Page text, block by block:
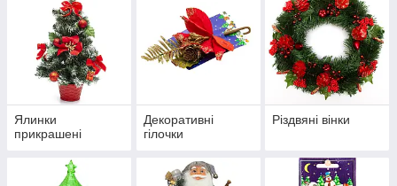
Ялинки
прикрашені
Декоративні
гілочки
Різдвяні вінки